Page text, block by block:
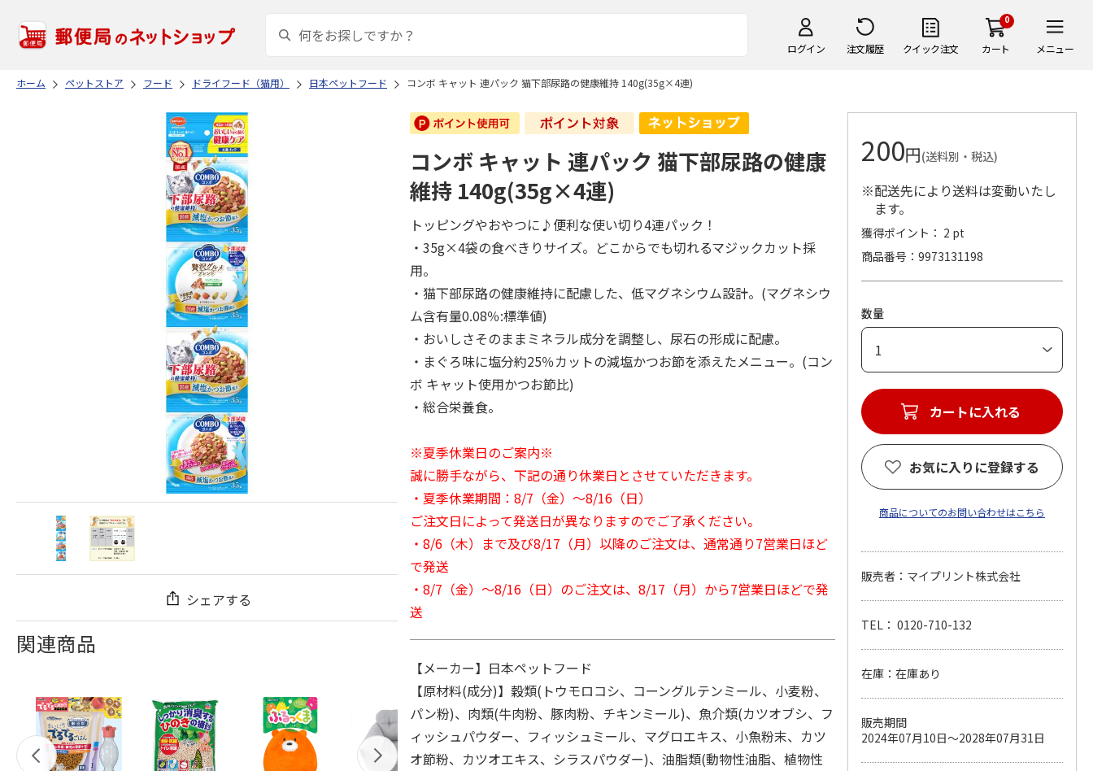
ログイン 注文履歴 クイック注文
0
カート メニュー
ホーム ペットストア フード ドライフード（猫用） 日本ペットフード コンボ キャット 連パック 猫下部尿路の健康維持 140g(35g×4連)
シェアする
関連商品
コンボ キャット 連パック 猫下部尿路の健康
維持 140g(35g×4連)
トッピングやおやつに♪便利な使い切り4連パック！
・35g×4袋の食べきりサイズ。どこからでも切れるマジックカット採
用。
・猫下部尿路の健康維持に配慮した、低マグネシウム設計。(マグネシウ
ム含有量0.08％:標準値)
・おいしさそのままミネラル成分を調整し、尿石の形成に配慮。
・まぐろ味に塩分約25％カットの減塩かつお節を添えたメニュー。(コン
ボ キャット使用かつお節比)
・総合栄養食。
※夏季休業日のご案内※
誠に勝手ながら、下記の通り休業日とさせていただきます。
・夏季休業期間：8/7（金）～8/16（日）
ご注文日によって発送日が異なりますのでご了承ください。
・8/6（木）まで及び8/17（月）以降のご注文は、通常通り7営業日ほど
で発送
・8/7（金）～8/16（日）のご注文は、8/17（月）から7営業日ほどで発
送
【メーカー】日本ペットフード
【原材料(成分)】穀類(トウモロコシ、コーングルテンミール、小麦粉、
パン粉)、肉類(牛肉粉、豚肉粉、チキンミール)、魚介類(カツオブシ、フ
ィッシュパウダー、フィッシュミール、マグロエキス、小魚粉末、カツ
オ節粉、カツオエキス、シラスパウダー)、油脂類(動物性油脂、植物性
200円(送料別・税込)
※配送先により送料は変動いたし
ます。
獲得ポイント： 2 pt
商品番号
9973131198
数量
カートに入れる
お気に入りに登録する
商品についてのお問い合わせはこちら
販売者：マイプリント株式会社
TEL： 0120-710-132
在庫：在庫あり
販売期間
2024年07月10日～2028年07月31日